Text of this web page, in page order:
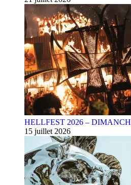
HELLFEST 2026 –
15 juillet 2026